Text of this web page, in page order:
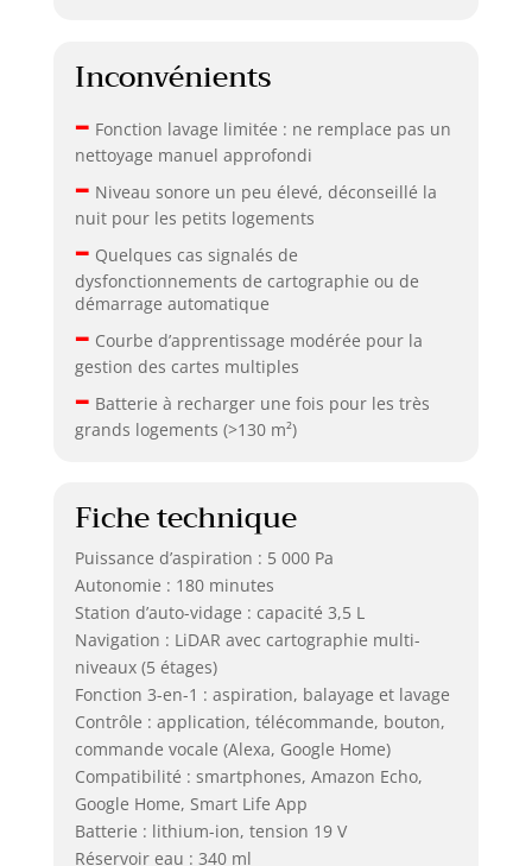
Inconvénients
– Fonction lavage limitée : ne remplace pas un
nettoyage manuel approfondi
– Niveau sonore un peu élevé, déconseillé la
nuit pour les petits logements
– Quelques cas signalés de
dysfonctionnements de cartographie ou de
démarrage automatique
– Courbe d’apprentissage modérée pour la
gestion des cartes multiples
– Batterie à recharger une fois pour les très
grands logements (>130 m²)
Fiche technique
Puissance d’aspiration : 5 000 Pa
Autonomie : 180 minutes
Station d’auto-vidage : capacité 3,5 L
Navigation : LiDAR avec cartographie multi-
niveaux (5 étages)
Fonction 3-en-1 : aspiration, balayage et lavage
Contrôle : application, télécommande, bouton,
commande vocale (Alexa, Google Home)
Compatibilité : smartphones, Amazon Echo,
Google Home, Smart Life App
Batterie : lithium-ion, tension 19 V
Réservoir eau : 340 ml